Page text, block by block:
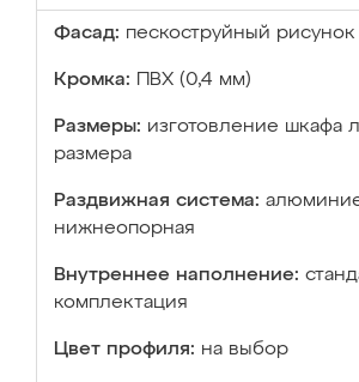
Фасад: пескоструйный рисунок
Кромка: ПВХ (0,4 мм)
Размеры: изготовление шкафа
размера
Раздвижная система:
нижнеопорная
Внутреннее наполнение:
комплектация
Цвет профиля: на выбор